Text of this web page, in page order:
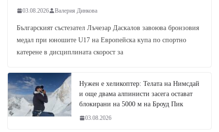
03.08.2026 Валерия Динкова
Българският състезател Лъчезар Даскалов завоюва бронзовия
медал при юношите U17 на Европейска купа по спортно
катерене в дисциплината скорост за
Нужен е хеликоптер: Телата на Нимсдай
и още двама алпинисти засега остават
блокирани на 5000 м на Броуд Пик
03.08.2026